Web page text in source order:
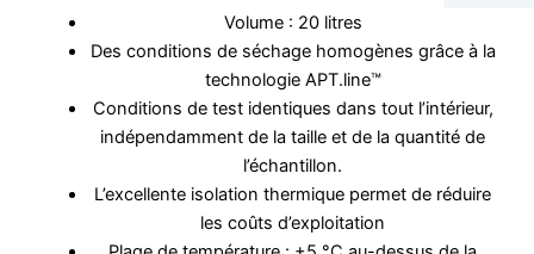
€1.884,00. €1.676,76.
Volume : 20 litres
Des conditions de séchage homogènes grâce à la
technologie APT.line™
Conditions de test identiques dans tout l’intérieur,
indépendamment de la taille et de la quantité de
l’échantillon.
L’excellente isolation thermique permet de réduire
les coûts d’exploitation